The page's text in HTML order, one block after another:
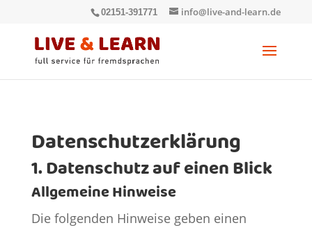
02151-391771 info@live-and-learn.de
Datenschutz­erklärung
1. Datenschutz auf einen Blick
Allgemeine Hinweise
Die folgenden Hinweise geben einen